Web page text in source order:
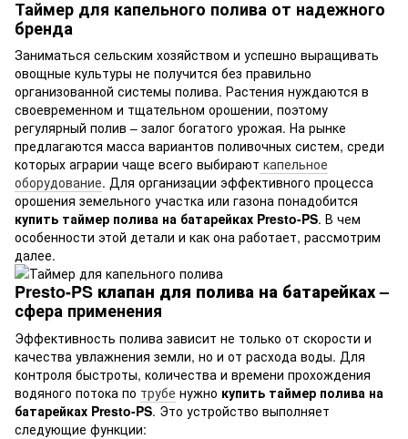
Таймер для капельного полива от надежного
бренда
Заниматься сельским хозяйством и успешно выращивать
овощные культуры не получится без правильно
организованной системы полива. Растения нуждаются в
своевременном и тщательном орошении, поэтому
регулярный полив – залог богатого урожая. На рынке
предлагаются масса вариантов поливочных систем, среди
которых аграрии чаще всего выбирают капельное
оборудование. Для организации эффективного процесса
орошения земельного участка или газона понадобится
купить таймер полива на батарейках Presto-PS. В чем
особенности этой детали и как она работает, рассмотрим
далее.
Presto-PS клапан для полива на батарейках–
сфера применения
Эффективность полива зависит не только от скорости и
качества увлажнения земли, но и от расхода воды. Для
контроля быстроты, количества и времени прохождения
водяного потока по трубе нужно купить таймер полива на
батарейках Presto-PS. Это устройство выполняет
следующие функции: